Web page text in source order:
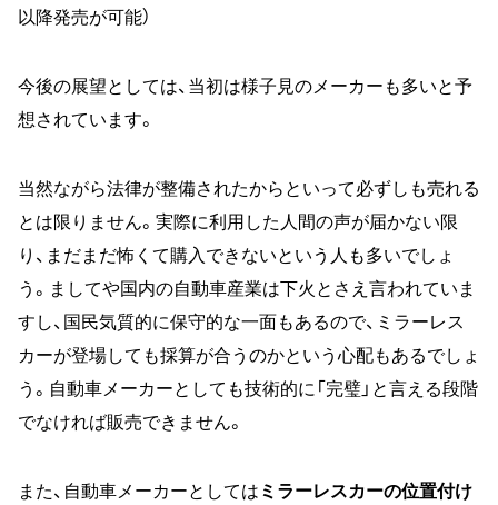
以降発売が可能）
今後の展望としては、当初は様子見のメーカーも多いと予
想されています。
当然ながら法律が整備されたからといって必ずしも売れる
とは限りません。実際に利用した人間の声が届かない限
り、まだまだ怖くて購入できないという人も多いでしょ
う。ましてや国内の自動車産業は下火とさえ言われていま
すし、国民気質的に保守的な一面もあるので、ミラーレス
カーが登場しても採算が合うのかという心配もあるでしょ
う。自動車メーカーとしても技術的に「完璧」と言える段階
でなければ販売できません。
また、自動車メーカーとしては ミラーレスカーの位置付け